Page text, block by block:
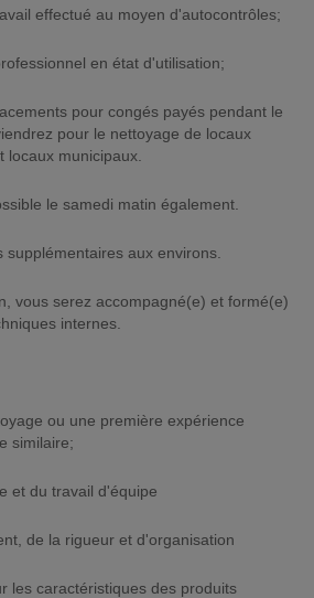
effectué au moyen d'autocontrôles;
en état d'utilisation;
pour congés payés pendant le
pour le nettoyage de locaux
locaux municipaux.
le samedi matin également.
supplémentaires aux environs.
vous serez accompagné(e) et formé(e)
internes.
ou une première expérience
similaire;
et du travail d'équipe
de la rigueur et d'organisation
les caractéristiques des produits